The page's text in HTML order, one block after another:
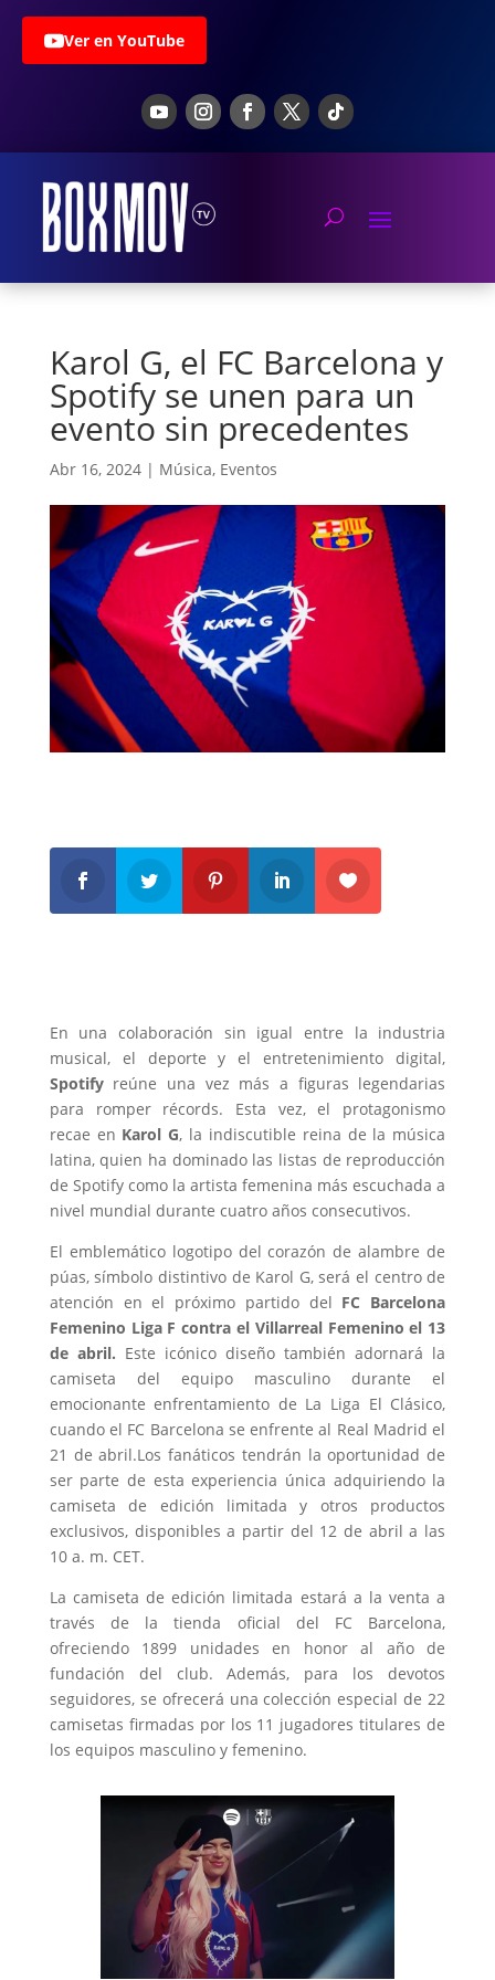
Ver en YouTube
Karol G, el FC Barcelona y
Spotify se unen para un
evento sin precedentes
Abr 16, 2024| Música, Eventos
En una colaboración sin igual entre la industria
musical, el deporte y el entretenimiento digital,
Spotifyreúne una vez más a figuras legendarias
para romper récords. Esta vez, el protagonismo
recae en Karol G, la indiscutible reina de la música
latina, quien ha dominado las listas de reproducción
de Spotify como la artista femenina más escuchada a
nivel mundial durante cuatro años consecutivos.
El emblemático logotipo del corazón de alambre de
púas, símbolo distintivo de Karol G, será el centro de
atención en el próximo partido del FC Barcelona
Femenino Liga F contra el Villarreal Femenino el 13
de abril. Este icónico diseño también adornará la
camiseta del equipo masculino durante el
emocionante enfrentamiento de La Liga El Clásico,
cuando el FC Barcelona se enfrente al Real Madrid el
21 de abril.Los fanáticos tendrán la oportunidad de
ser parte de esta experiencia única adquiriendo la
camiseta de edición limitada y otros productos
exclusivos, disponibles a partir del 12 de abril a las
10 a. m. CET.
La camiseta de edición limitada estará a la venta a
través de la tienda oficial del FC Barcelona,
ofreciendo 1899 unidades en honor al año de
fundación del club. Además, para los devotos
seguidores, se ofrecerá una colección especial de 22
camisetas firmadas por los 11 jugadores titulares de
los equipos masculino y femenino.